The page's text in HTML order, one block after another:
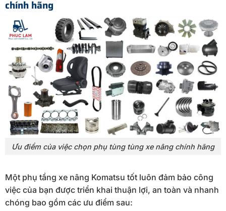
chính hãng
Ưu điểm của việc chọn phụ tùng tùng xe nâng chính hãng
Một phụ tầng xe nâng Komatsu tốt luôn đảm bảo công
việc của bạn được triển khai thuận lợi, an toàn và nhanh
chóng bao gồm các ưu điểm sau: